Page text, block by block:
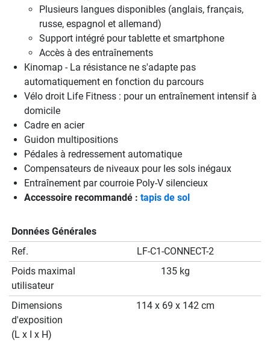
Plusieurs langues disponibles (anglais, français,
russe, espagnol et allemand)
Support intégré pour tablette et smartphone
Accès à des entraînements
Kinomap - La résistance ne s'adapte pas
automatiquement en fonction du parcours
Vélo droit Life Fitness : pour un entraînement intensif à
domicile
Cadre en acier
Guidon multipositions
Pédales à redressement automatique
Compensateurs de niveaux pour les sols inégaux
Entraînement par courroie Poly-V silencieux
Accessoire recommandé : tapis de sol
Données Générales
Ref.
LF-C1-CONNECT-2
Poids maximal
utilisateur
135 kg
Dimensions
d'exposition
(L x I x H)
114 x 69 x 142 cm